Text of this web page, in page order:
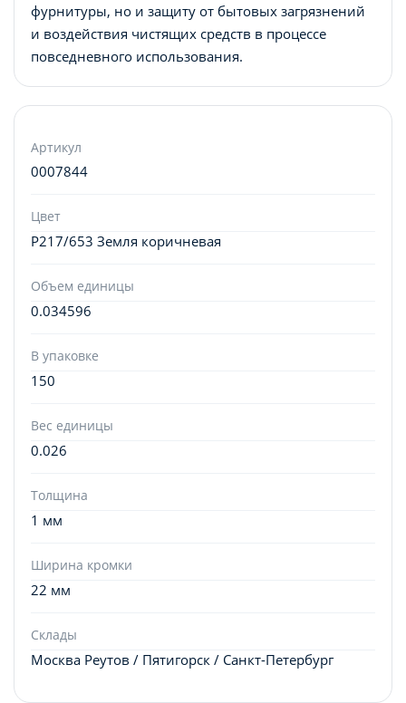
фурнитуры, но и защиту от бытовых загрязнений
и воздействия чистящих средств в процессе
повседневного использования.
Артикул
0007844
Цвет
P217/653 Земля коричневая
Объем единицы
0.034596
В упаковке
150
Вес единицы
0.026
Толщина
1 мм
Ширина кромки
22 мм
Склады
Москва Реутов / Пятигорск / Санкт-Петербург